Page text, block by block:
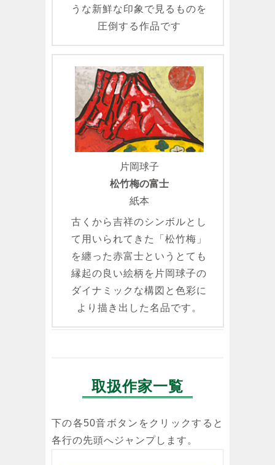
うな新鮮な印象で見るものを
圧倒する作品です
片岡球子
松竹梅の富士
紙本
古くから吉祥のシンボルとし
て用いられてきた「松竹梅」
を纏った赤富士というとても
縁起の良い絵柄を片岡球子の
ダイナミックな構図と色彩に
より描き出した名品です。
取扱作家一覧
下の各50音ボタンをクリックすると
各行の先頭へジャンプします。